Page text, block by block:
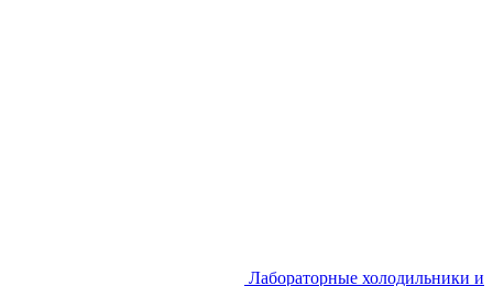
Лабораторные холодильники и